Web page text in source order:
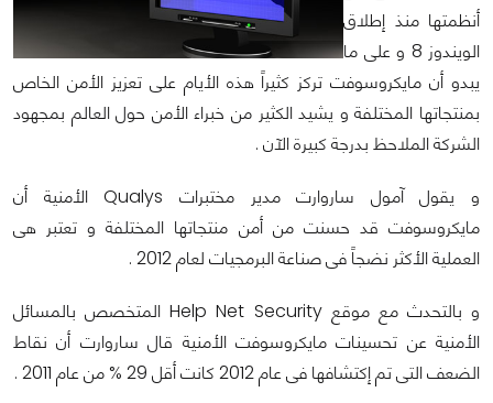
أنظمتها منذ إطلاق
الويندوز 8 و على ما
يبدو أن مايكروسوفت تركز كثيراً هذه الأيام على تعزيز الأمن الخاص
بمنتجاتها المختلفة و يشيد الكثير من خبراء الأمن حول العالم بمجهود
الشركة الملاحظ بدرجة كبيرة الآن .
و يقول آمول ساروارت مدير مختبرات Qualys الأمنية أن
مايكروسوفت قد حسنت من أمن منتجاتها المختلفة و تعتبر هى
العملية الأكثر نضجاً فى صناعة البرمجيات لعام 2012 .
و بالتحدث مع موقع Help Net Security المتخصص بالمسائل
الأمنية عن تحسينات مايكروسوفت الأمنية قال ساروارت أن نقاط
الضعف التى تم إكتشافها فى عام 2012 كانت أقل 29 % من عام 2011 .